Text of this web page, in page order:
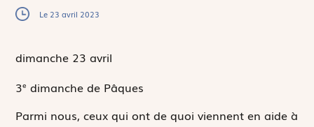
Le 23 avril 2023
dimanche 23 avril
3e dimanche de Pâques
Parmi nous, ceux qui ont de quoi viennent en aide à